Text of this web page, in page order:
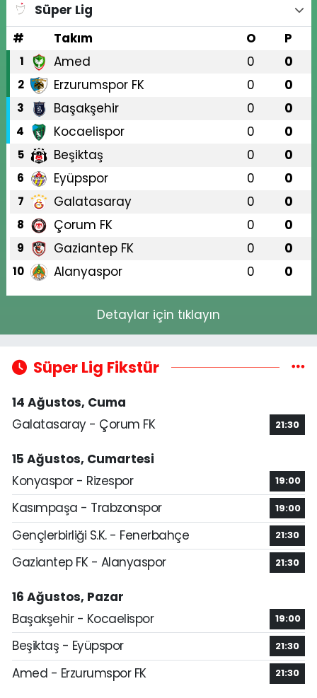
Süper Lig
#
Takım O P
1 Amed 0 0
2 Erzurumspor FK 0 0
3 Başakşehir 0 0
4 Kocaelispor 0 0
5 Beşiktaş 0 0
6 Eyüpspor 0 0
7 Galatasaray 0 0
8 Çorum FK 0 0
9 Gaziantep FK 0 0
10 Alanyaspor 0 0
Detaylar için tıklayın
Süper Lig Fikstür
14 Ağustos, Cuma
Galatasaray - Çorum FK
21:30
15 Ağustos, Cumartesi
Konyaspor - Rizespor
19:00
Kasımpaşa - Trabzonspor 19:00
Gençlerbirliği S.K. - Fenerbahçe 21:30
Gaziantep FK - Alanyaspor 21:30
16 Ağustos, Pazar
Başakşehir - Kocaelispor
19:00
Beşiktaş - Eyüpspor 21:30
Amed - Erzurumspor FK 21:30